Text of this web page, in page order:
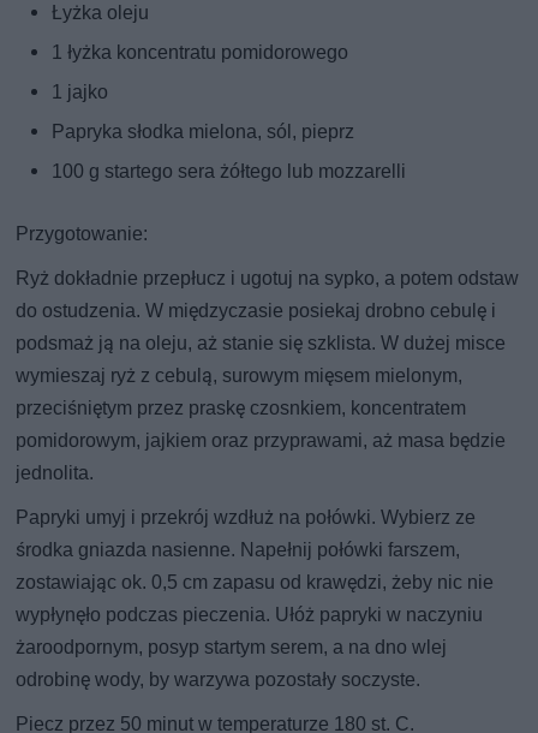
Łyżka oleju
1 łyżka koncentratu pomidorowego
1 jajko
Papryka słodka mielona, sól, pieprz
100 g startego sera żółtego lub mozzarelli
Przygotowanie:
Ryż dokładnie przepłucz i ugotuj na sypko, a potem odstaw
do ostudzenia. W międzyczasie posiekaj drobno cebulę i
podsmaż ją na oleju, aż stanie się szklista. W dużej misce
wymieszaj ryż z cebulą, surowym mięsem mielonym,
przeciśniętym przez praskę czosnkiem, koncentratem
pomidorowym, jajkiem oraz przyprawami, aż masa będzie
jednolita.
Papryki umyj i przekrój wzdłuż na połówki. Wybierz ze
środka gniazda nasienne. Napełnij połówki farszem,
zostawiając ok. 0,5 cm zapasu od krawędzi, żeby nic nie
wypłynęło podczas pieczenia. Ułóż papryki w naczyniu
żaroodpornym, posyp startym serem, a na dno wlej
odrobinę wody, by warzywa pozostały soczyste.
Piecz przez 50 minut w temperaturze 180 st. C.